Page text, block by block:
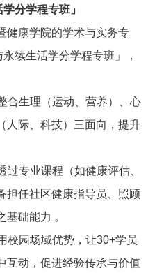
分学程专班」
健康学院的学术与实务专
续生活学分学程专班」，
合生理（运动、营养）、心
人际、科技）三面向，提升
过专业课程（如健康评估、
担任社区健康指导员、照顾
础能力 。
校园场域优势，让30+学员
互动，促进经验传承与价值